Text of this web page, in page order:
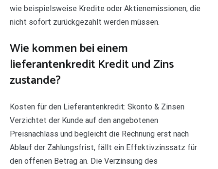
wie beispielsweise Kredite oder Aktienemissionen, die
nicht sofort zurückgezahlt werden müssen.
Wie kommen bei einem
lieferantenkredit Kredit und Zins
zustande?
Kosten für den Lieferantenkredit: Skonto & Zinsen
Verzichtet der Kunde auf den angebotenen
Preisnachlass und begleicht die Rechnung erst nach
Ablauf der Zahlungsfrist, fällt ein Effektivzinssatz für
den offenen Betrag an. Die Verzinsung des